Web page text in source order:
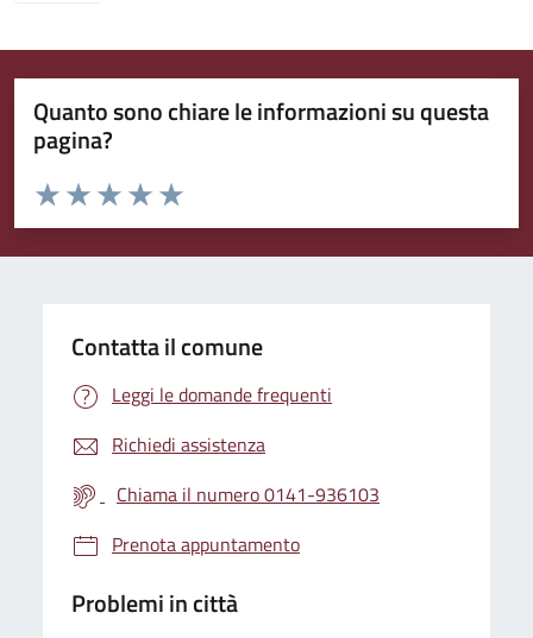
Quanto sono chiare le informazioni su questa
pagina?
Valuta da 1 a 5 stelle la pagina
Valuta 5 stelle su 5
Valuta 4 stelle su 5
Valuta 3 stelle su 5
Valuta 2 stelle su 5
Valuta 1 stelle su 5
Contatta il comune
Leggi le domande frequenti
Richiedi assistenza
Chiama il numero 0141-936103
Prenota appuntamento
Problemi in città